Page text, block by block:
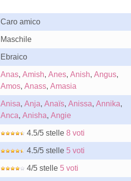
Caro amico
Maschile
Ebraico
Anas, Amish, Anes, Anish, Angus,
Amos, Anass, Amasia
Anisa, Anja, Anaïs, Anissa, Annika,
Anca, Anisha, Angie
4.5/5 stelle 8 voti
4.5/5 stelle 5 voti
4/5 stelle 5 voti